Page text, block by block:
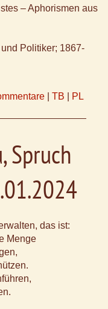
– Aphorismen aus
Politiker; 1867-
TB PL
Spruch
das ist:
Menge